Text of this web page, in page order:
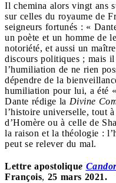
Il chemina alors vingt ans
sur celles du royaume de
seigneurs fortunés : «
un poète et un homme de
notoriété, et aussi un
discours politiques ; mais
l’humiliation de ne rien
dépendre de la
humiliation pour lui, a été
Dante rédige la Divine
l’histoire universelle, tout
d’Homère ou à celle de
la raison et la théologie :
peut se relever du mal.
Lettre apostolique
François, 25 mars 2021.